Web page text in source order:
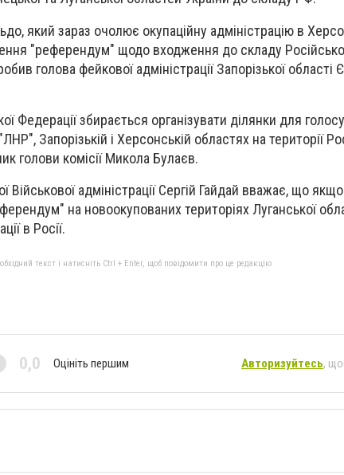
який зараз очолює окупаційну адміністрацію в
"референдум" щодо входження до складу
голова фейкової адміністрації Запорізької області
Федерації збирається організувати ділянки для
Запорізькій і Херсонській областях на території
голови комісії Микола Булаєв.
Військової адміністрації Сергій Гайдай вважає, що
на новоокупованих територіях Луганської
в Росії.
текст і натисніть Ctrl + Enter, щоб повідомити про це редакцію
0,0 Оцініть першим Авторизуйтесь,